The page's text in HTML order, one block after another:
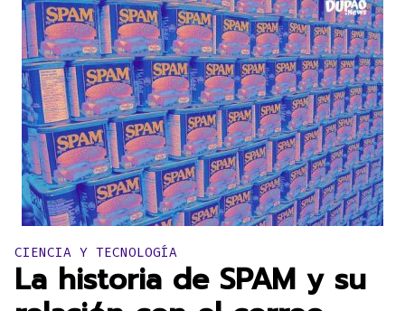
Publicado en:
CIENCIA Y TECNOLOGÍA
La historia de SPAM y su